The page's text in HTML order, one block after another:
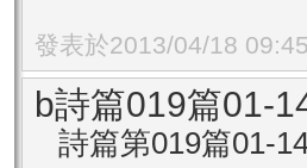
發表於2013/04/18
b詩篇019篇01-
詩篇第019篇01-